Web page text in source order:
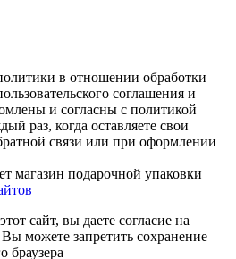
в отношении обработки
соглашения и
и согласны с политикой
раз, когда оставляете свои
связи или при оформлении
магазин подарочной упаковки
сайт, вы даете согласие на
можете запретить сохранение
браузера